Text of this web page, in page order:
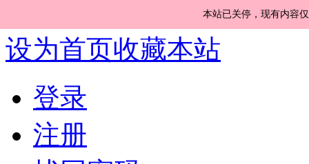
本站已关停，现有内容
设为首页收藏本站
登录
注册